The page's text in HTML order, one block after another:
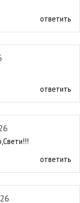
ответить
ответить
ответить